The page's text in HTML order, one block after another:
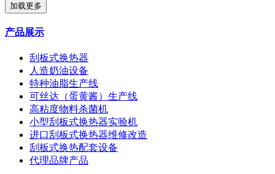
加载更多
产品展示
刮板式换热器
人造奶油设备
特种油脂生产线
可丝达（蛋黄酱）生产线
高粘度物料杀菌机
小型刮板式换热器实验机
进口刮板式换热器维修改造
刮板式换热配套设备
代理品牌产品